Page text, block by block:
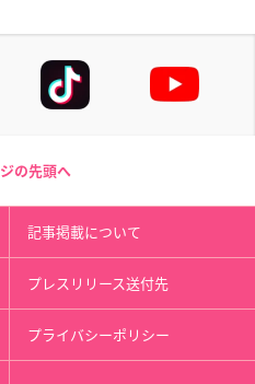
の先頭へ
記事掲載について
プレスリリース送付先
プライバシーポリシー